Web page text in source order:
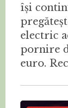
își
electric
pornire
euro.